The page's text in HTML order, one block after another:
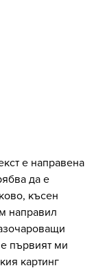
е направена
да е
късен
направил
първият ми
картинг